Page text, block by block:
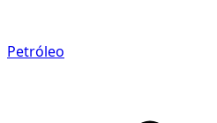
Petróleo